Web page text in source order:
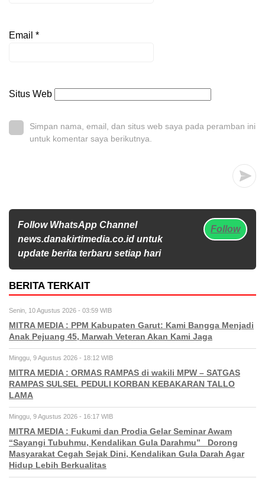
Email *
Situs Web
Simpan nama, email, dan situs web saya pada peramban ini
untuk komentar saya berikutnya.
Follow WhatsApp Channel
news.danakirtimedia.co.id untuk
update berita terbaru setiap hari
Follow
BERITA TERKAIT
Senin, 10 Agustus 2026 - 03:59 WIB
MITRA MEDIA : PPM Kabupaten Garut: Kami Bangga Menjadi
Anak Pejuang 45, Marwah Veteran Akan Kami Jaga
Minggu, 9 Agustus 2026 - 18:12 WIB
MITRA MEDIA : ORMAS RAMPAS di wakili MPW – SATGAS
RAMPAS SULSEL PEDULI KORBAN KEBAKARAN TALLO
LAMA
Minggu, 9 Agustus 2026 - 16:17 WIB
MITRA MEDIA : Fukumi dan Prodia Gelar Seminar Awam
“Sayangi Tubuhmu, Kendalikan Gula Darahmu” Dorong
Masyarakat Cegah Sejak Dini, Kendalikan Gula Darah Agar
Hidup Lebih Berkualitas